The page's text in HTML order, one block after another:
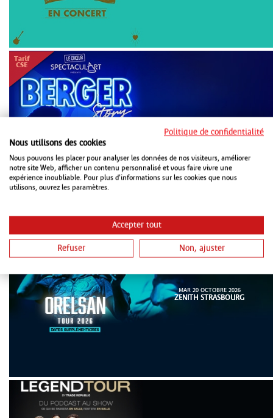
METZ CONGRÈS ROBERT SCHUMAN
METZ
MAR 20 OCTOBRE 2026
ZENITH STRASBOURG
Politique de confidentialité
Nous utilisons des cookies
Nous pouvons les placer pour analyser les données de nos visiteurs, améliorer
notre site Web, afficher un contenu personnalisé et vous faire vivre une
expérience inoubliable. Pour plus d'informations sur les cookies que nous
utilisons, ouvrez les paramètres.
Accepter tout
Refuser Non, ajuster